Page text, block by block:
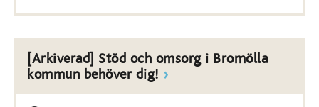
[Arkiverad] Stöd och omsorg i Bromölla
kommun behöver dig!